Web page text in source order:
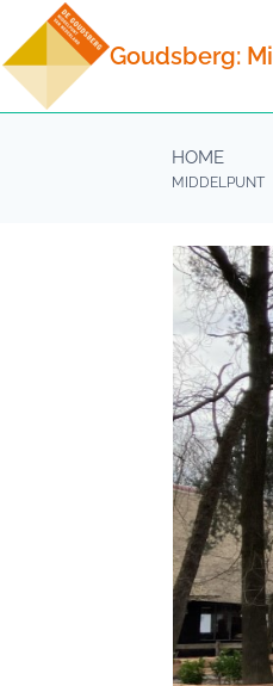
Doorgaan
naar
inhoud
Goudsberg:
HOME
MIDDELPUNT